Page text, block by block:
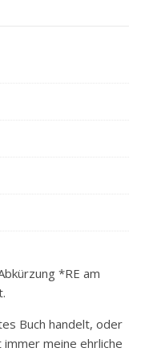
*RE am
Buch handelt, oder
meine ehrliche